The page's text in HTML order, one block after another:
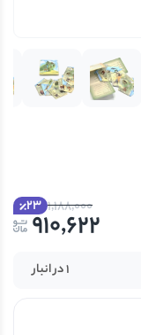
23 1,188,000
910,622
1 در انبار